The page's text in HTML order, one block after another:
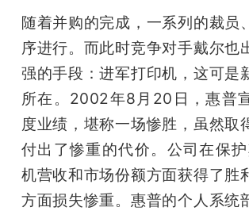
随着并购的完成，一系列的裁员
序进行。而此时竞争对手戴尔也
强的手段：进军打印机，这可是
所在。2002年8月20日，惠普
度业绩，堪称一场惨胜，虽然取
付出了惨重的代价。公司在保
机营收和市场份额方面获得了胜
方面损失惨重。惠普的个人系统